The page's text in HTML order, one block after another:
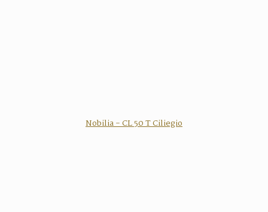
Nobilia - CL 50 T Ciliegio